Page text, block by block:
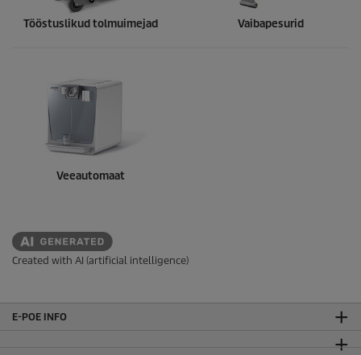
Tööstuslikud tolmuimejad Vaibapesurid
Veeautomaat
Created with AI (artificial intelligence)
E-POE INFO